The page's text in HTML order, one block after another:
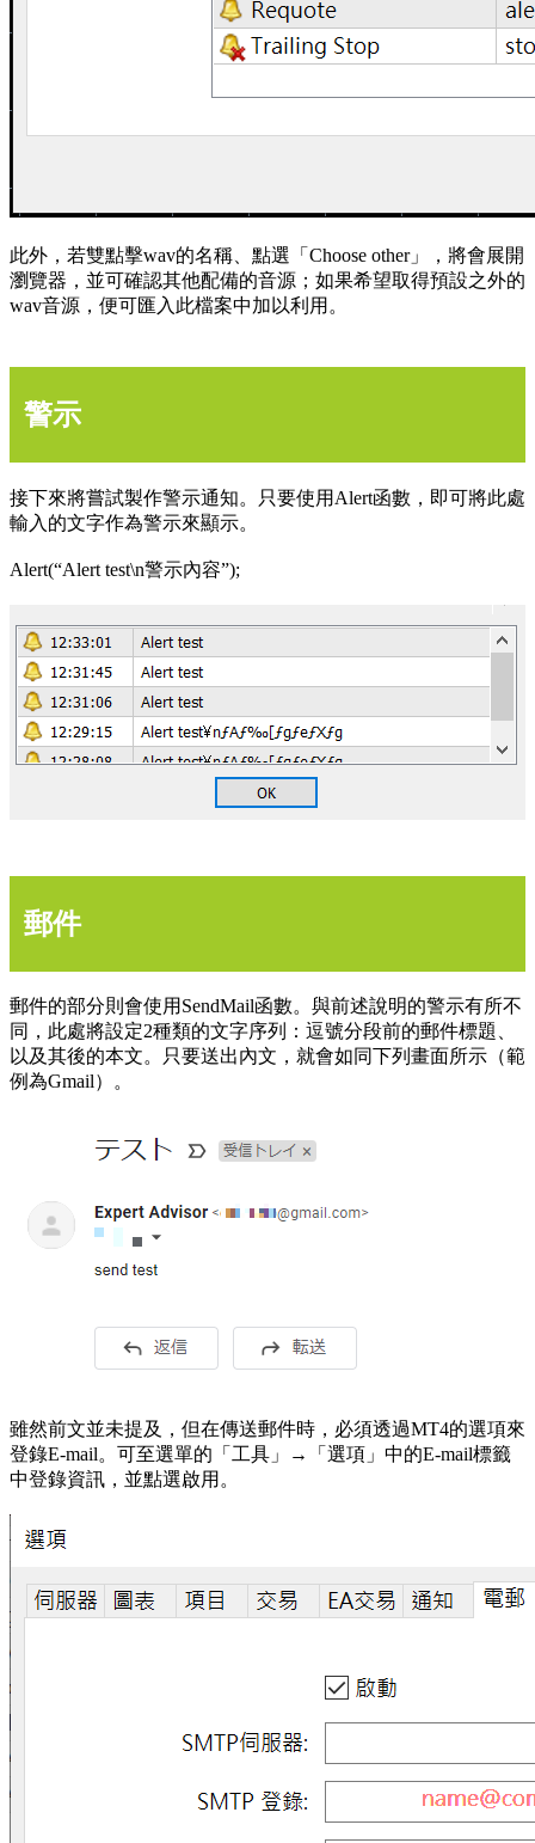
此外，若雙點擊wav的名稱、點選「Choose other」，將會展開
瀏覽器，並可確認其他配備的音源；如果希望取得預設之外的
wav音源，便可匯入此檔案中加以利用。
警示
接下來將嘗試製作警示通知。只要使用Alert函數，即可將此處
輸入的文字作為警示來顯示。
Alert(“Alert test\n警示內容”);
郵件
郵件的部分則會使用SendMail函數。與前述說明的警示有所不
同，此處將設定2種類的文字序列：逗號分段前的郵件標題、
以及其後的本文。只要送出內文，就會如同下列畫面所示（範
例為Gmail）。
雖然前文並未提及，但在傳送郵件時，必須透過MT4的選項來
登錄E-mail。可至選單的「工具」→「選項」中的E-mail標籤
中登錄資訊，並點選啟用。